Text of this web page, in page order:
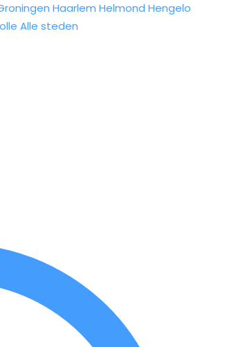
Haarlem Helmond Hengelo
Alle steden